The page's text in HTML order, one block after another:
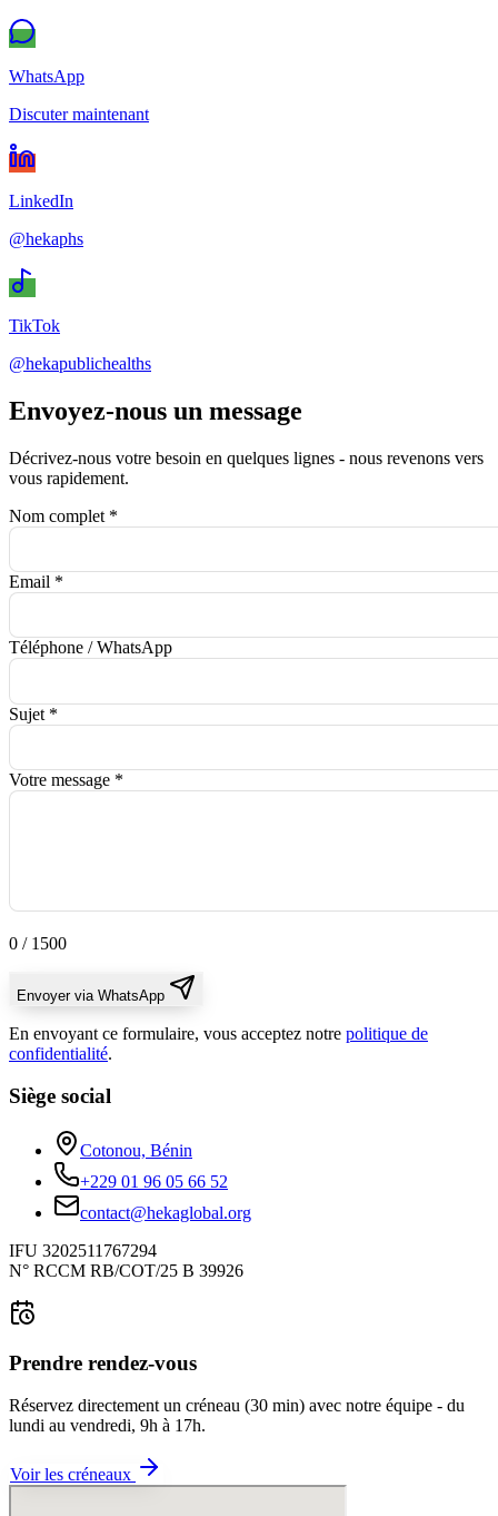
WhatsApp
Discuter maintenant
LinkedIn
@hekaphs
TikTok
@hekapublichealths
Envoyez-nous un message
Décrivez-nous votre besoin en quelques lignes - nous revenons vers
vous rapidement.
Nom complet *
Email *
Téléphone / WhatsApp
Sujet *
Votre message *
0 / 1500
Envoyer via WhatsApp
En envoyant ce formulaire, vous acceptez notre politique de
confidentialité.
Siège social
Cotonou, Bénin
+229 01 96 05 66 52
contact@hekaglobal.org
IFU 3202511767294
N° RCCM RB/COT/25 B 39926
Prendre rendez-vous
Réservez directement un créneau (30 min) avec notre équipe - du
lundi au vendredi, 9h à 17h.
Voir les créneaux